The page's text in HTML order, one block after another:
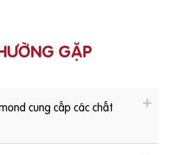
GẶP
cung cấp các chất